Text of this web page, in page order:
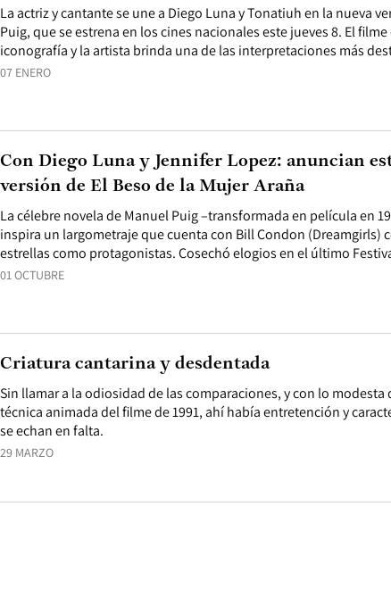
07 ENERO
La actriz y cantante se une a Diego Luna y Tonatiuh en la nueva
Puig, que se estrena en los cines nacionales este jueves 8. El
iconografía y la artista brinda una de las interpretaciones más
01 OCTUBRE
La célebre novela de Manuel Puig –transformada en película en
inspira un largometraje que cuenta con Bill Condon (Dreamgirls)
estrellas como protagonistas. Cosechó elogios en el último
Con Diego Luna y Jennifer Lopez: anuncian
versión de El Beso de la Mujer Araña
29 MARZO
Sin llamar a la odiosidad de las comparaciones, y con lo modesta
técnica animada del filme de 1991, ahí había entretención y
se echan en falta.
Criatura cantarina y desdentada